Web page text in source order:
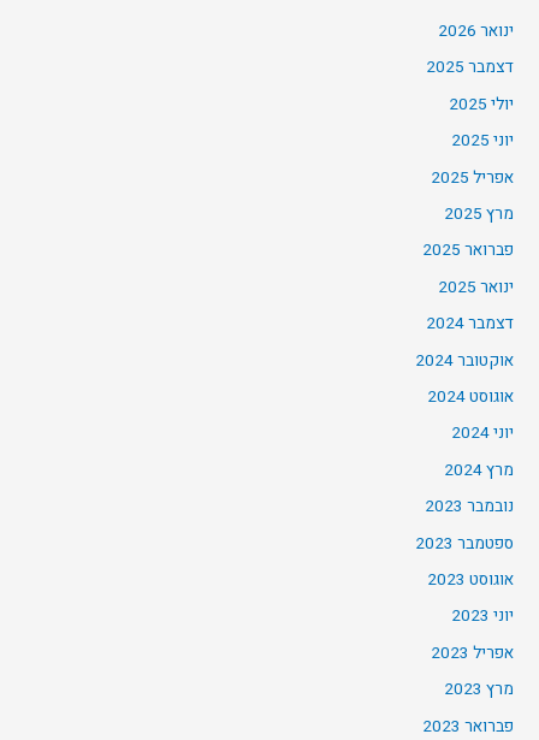
ינואר 2026
דצמבר 2025
יולי 2025
יוני 2025
אפריל 2025
מרץ 2025
פברואר 2025
ינואר 2025
דצמבר 2024
אוקטובר 2024
אוגוסט 2024
יוני 2024
מרץ 2024
נובמבר 2023
ספטמבר 2023
אוגוסט 2023
יוני 2023
אפריל 2023
מרץ 2023
פברואר 2023